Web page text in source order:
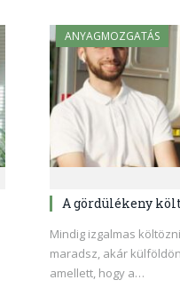
ANYAGMOZGATÁS
A gördülékeny
Mindig izgalmas
maradsz, akár
amellett, hogy a…